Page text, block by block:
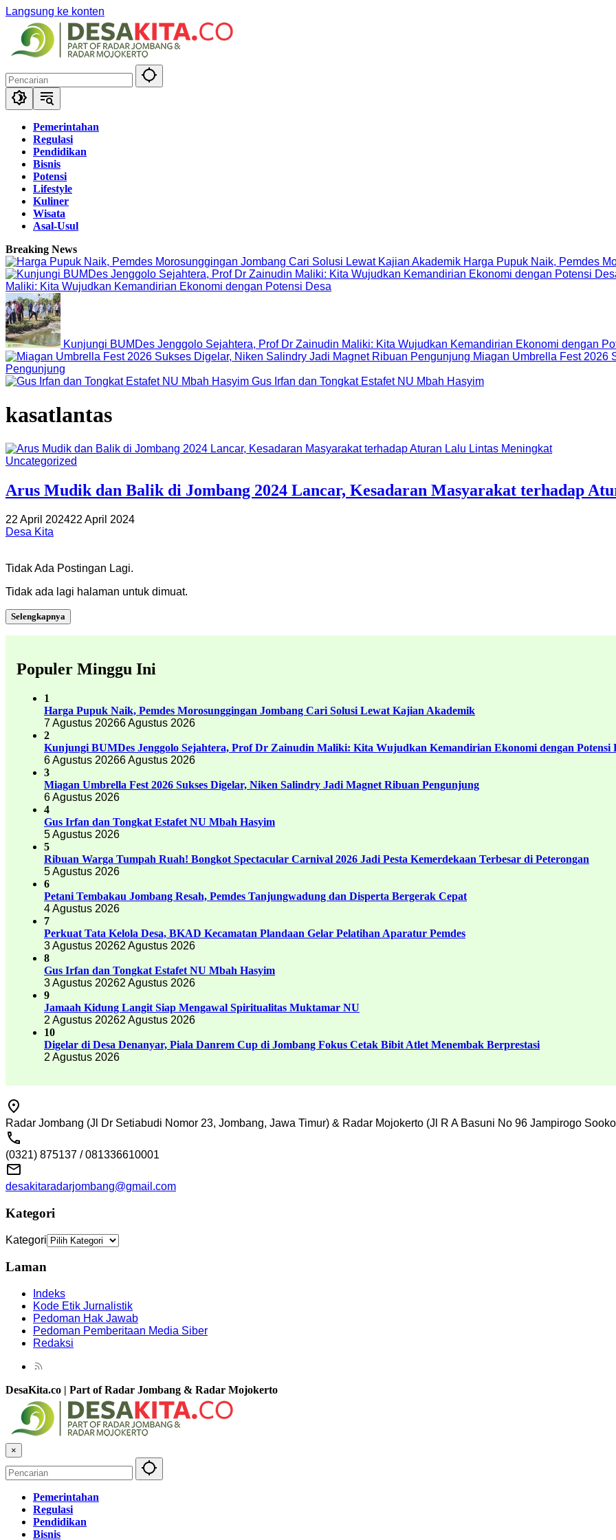
Langsung ke konten
Pemerintahan
Regulasi
Pendidikan
Bisnis
Potensi
Lifestyle
Kuliner
Wisata
Asal-Usul
Breaking News
Harga Pupuk Naik, Pemdes
Maliki: Kita Wujudkan Kemandirian Ekonomi dengan Potensi Desa
Kunjungi BUMDes Jenggolo Sejahtera, Prof Dr Zainudin Maliki: Kita Wujudkan Kemandirian Ekonomi dengan
Miagan Umbrella Fest 2026
Pengunjung
Gus Irfan dan Tongkat Estafet NU Mbah Hasyim
kasatlantas
Uncategorized
Arus Mudik dan Balik di Jombang 2024 Lancar, Kesadaran Masyarakat terhadap
22 April 202422 April 2024
Desa Kita
Tidak Ada Postingan Lagi.
Tidak ada lagi halaman untuk dimuat.
Selengkapnya
Populer Minggu Ini
1
Harga Pupuk Naik, Pemdes Morosunggingan Jombang Cari Solusi Lewat Kajian Akademik
7 Agustus 20266 Agustus 2026
2
Kunjungi BUMDes Jenggolo Sejahtera, Prof Dr Zainudin Maliki: Kita Wujudkan Kemandirian Ekonomi dengan Potensi
6 Agustus 20266 Agustus 2026
3
Miagan Umbrella Fest 2026 Sukses Digelar, Niken Salindry Jadi Magnet Ribuan Pengunjung
6 Agustus 2026
4
Gus Irfan dan Tongkat Estafet NU Mbah Hasyim
5 Agustus 2026
5
Ribuan Warga Tumpah Ruah! Bongkot Spectacular Carnival 2026 Jadi Pesta Kemerdekaan Terbesar di Peterongan
5 Agustus 2026
6
Petani Tembakau Jombang Resah, Pemdes Tanjungwadung dan Disperta Bergerak Cepat
4 Agustus 2026
7
Perkuat Tata Kelola Desa, BKAD Kecamatan Plandaan Gelar Pelatihan Aparatur Pemdes
3 Agustus 20262 Agustus 2026
8
Gus Irfan dan Tongkat Estafet NU Mbah Hasyim
3 Agustus 20262 Agustus 2026
9
Jamaah Kidung Langit Siap Mengawal Spiritualitas Muktamar NU
2 Agustus 20262 Agustus 2026
10
Digelar di Desa Denanyar, Piala Danrem Cup di Jombang Fokus Cetak Bibit Atlet Menembak Berprestasi
2 Agustus 2026
Radar Jombang (Jl Dr Setiabudi Nomor 23, Jombang, Jawa Timur) & Radar Mojokerto (Jl R A Basuni No 96 Jampirogo
(0321) 875137 / 081336610001
desakitaradarjombang@gmail.com
Kategori
Kategori
Laman
Indeks
Kode Etik Jurnalistik
Pedoman Hak Jawab
Pedoman Pemberitaan Media Siber
Redaksi
DesaKita.co | Part of Radar Jombang & Radar Mojokerto
×
Pemerintahan
Regulasi
Pendidikan
Bisnis